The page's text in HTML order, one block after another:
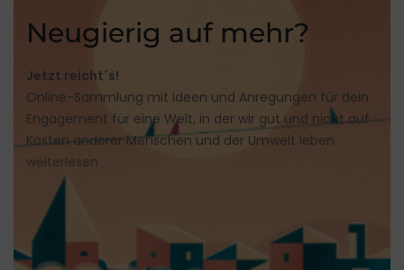
Neugierig auf mehr?
Jetzt reicht´s!
Online-Sammlung mit Ideen und Anregungen für dein
Engagement für eine Welt, in der wir gut und nicht auf
Kosten anderer Menschen und der Umwelt leben.
weiterlesen